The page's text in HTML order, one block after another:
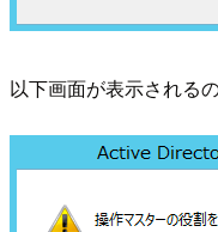
以下画面が表示される